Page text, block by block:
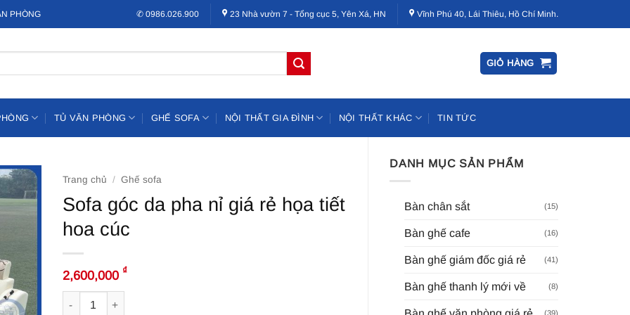
PHÒNG ✆ 0986.026.900 23 Nhà vườn 7 - Tổng cục 5, Yên Xá, HN Vĩnh Phú 40, Lái Thiêu, Hồ Chí Minh.
GIỎ HÀNG
TỦ VĂN PHÒNG GHẾ SOFA NỘI THẤT GIA ĐÌNH NỘI THẤT KHÁC TIN TỨC
DANH MỤC SẢN PHẨM
Bàn chân sắt (15)
Bàn ghế cafe (16)
Bàn ghế giám đốc giá rẻ (41)
Bàn ghế thanh lý mới về (8)
(39)
Trang chủ / Ghế sofa
Sofa góc da pha nỉ giá rẻ họa tiết
hoa cúc
2,600,000 ₫